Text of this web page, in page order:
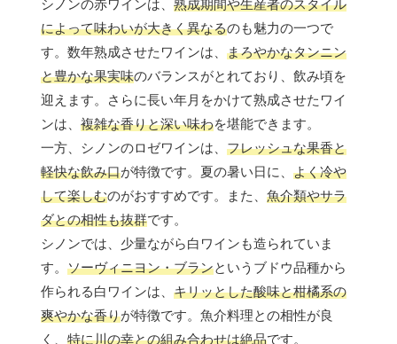
シノンの赤ワインは、 熟成期間や生産者のスタイル
によって味わいが大きく異なるのも魅力の一つで
す。数年熟成させたワインは、 まろやかなタンニン
と豊かな果実味のバランスがとれており、飲み頃を
迎えます。さらに長い年月をかけて熟成させたワイ
ンは、 複雑な香りと深い味わを堪能できます。
一方、シノンのロゼワインは、 フレッシュな果香と
軽快な飲み口が特徴です。夏の暑い日に、 よく冷や
して楽しむのがおすすめです。また、 魚介類やサラ
ダとの相性も抜群です。
シノンでは、少量ながら白ワインも造られていま
す。 ソーヴィニヨン・ブランというブドウ品種から
作られる白ワインは、 キリッとした酸味と柑橘系の
爽やかな香りが特徴です。魚介料理との相性が良
く、 特に川の幸との組み合わせは絶品です。